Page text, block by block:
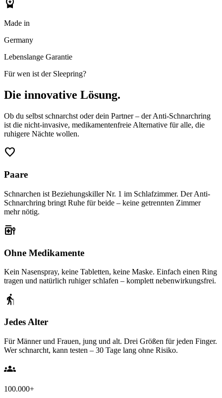
workspace_premium
Made in
Germany
Lebenslange Garantie
Für wen ist der Sleepring?
Die innovative Lösung.
Ob du selbst schnarchst oder dein Partner – der Anti-Schnarchring
ist die nicht-invasive, medikamentenfreie Alternative für alle, die
ruhigere Nächte wollen.
favorite
Paare
Schnarchen ist Beziehungskiller Nr. 1 im Schlafzimmer. Der Anti-
Schnarchring bringt Ruhe für beide – keine getrennten Zimmer
mehr nötig.
medication_liquid
Ohne Medikamente
Kein Nasenspray, keine Tabletten, keine Maske. Einfach einen Ring
tragen und natürlich ruhiger schlafen – komplett nebenwirkungsfrei.
elderly
Jedes Alter
Für Männer und Frauen, jung und alt. Drei Größen für jeden Finger.
Wer schnarcht, kann testen – 30 Tage lang ohne Risiko.
groups
100.000+